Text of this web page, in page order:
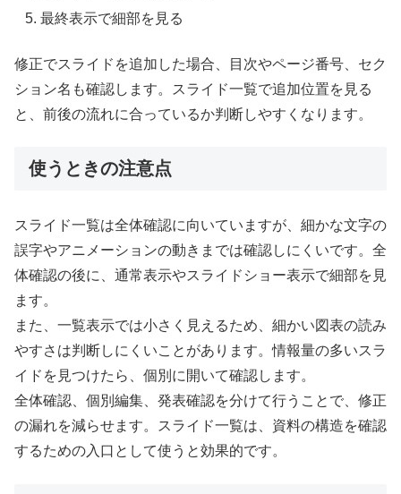
最終表示で細部を見る
修正でスライドを追加した場合、目次やページ番号、セク
ション名も確認します。スライド一覧で追加位置を見る
と、前後の流れに合っているか判断しやすくなります。
使うときの注意点
スライド一覧は全体確認に向いていますが、細かな文字の
誤字やアニメーションの動きまでは確認しにくいです。全
体確認の後に、通常表示やスライドショー表示で細部を見
ます。
また、一覧表示では小さく見えるため、細かい図表の読み
やすさは判断しにくいことがあります。情報量の多いスラ
イドを見つけたら、個別に開いて確認します。
全体確認、個別編集、発表確認を分けて行うことで、修正
の漏れを減らせます。スライド一覧は、資料の構造を確認
するための入口として使うと効果的です。